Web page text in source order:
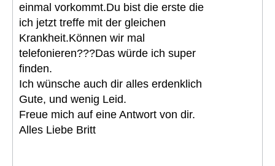
einmal vorkommt.Du bist die erste die
ich jetzt treffe mit der gleichen
Krankheit.Können wir mal
telefonieren???Das würde ich super
finden.
Ich wünsche auch dir alles erdenklich
Gute, und wenig Leid.
Freue mich auf eine Antwort von dir.
Alles Liebe Britt